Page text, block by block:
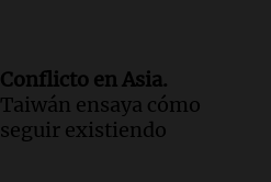
Conflicto en Asia.
Taiwán ensaya cómo
seguir existiendo